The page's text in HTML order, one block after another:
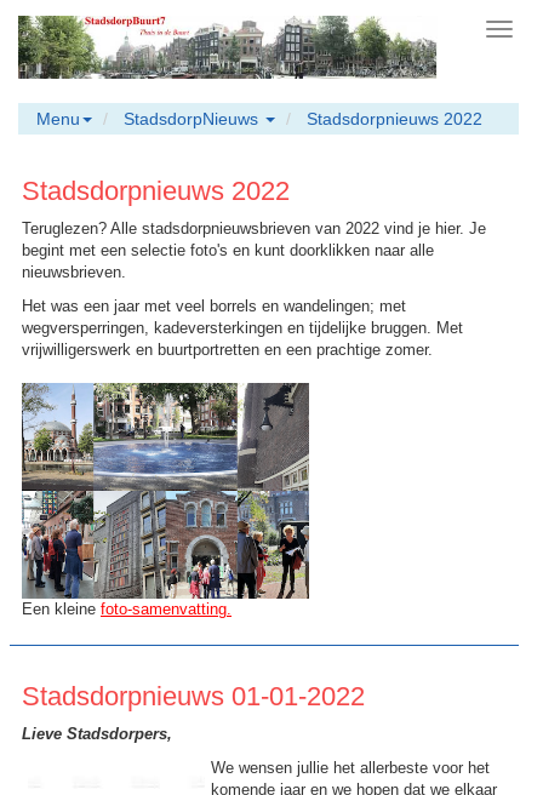
Menu StadsdorpNieuws Stadsdorpnieuws 2022
Stadsdorpnieuws 2022
Teruglezen? Alle stadsdorpnieuwsbrieven van 2022 vind je hier. Je
begint met een selectie foto's en kunt doorklikken naar alle
nieuwsbrieven.
Het was een jaar met veel borrels en wandelingen; met
wegversperringen, kadeversterkingen en tijdelijke bruggen. Met
vrijwilligerswerk en buurtportretten en een prachtige zomer.
Een kleine foto-samenvatting.
Stadsdorpnieuws 01-01-2022
Lieve Stadsdorpers,
We wensen jullie het allerbeste voor het
komende jaar en we hopen dat we elkaar